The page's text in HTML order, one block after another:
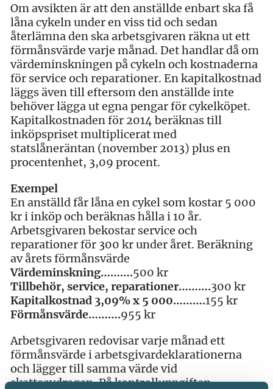
Om avsikten är att den anställde enbart ska få
låna cykeln under en viss tid och sedan
återlämna den ska arbetsgivaren räkna ut ett
förmånsvärde varje månad. Det handlar då om
värdeminskningen på cykeln och kostnaderna
för service och reparationer. En kapitalkostnad
läggs även till eftersom den anställde inte
behöver lägga ut egna pengar för cykelköpet.
Kapitalkostnaden för 2014 beräknas till
inköpspriset multiplicerat med
statslåneräntan (november 2013) plus en
procentenhet, 3,09 procent.
Exempel
En anställd får låna en cykel som kostar 5 000
kr i inköp och beräknas hålla i 10 år.
Arbetsgivaren bekostar service och
reparationer för 300 kr under året. Beräkning
av årets förmånsvärde
Värdeminskning……….500 kr
Tillbehör, service, reparationer……….300 kr
Kapitalkostnad 3,09% x 5 000……….155 kr
Förmånsvärde……….955 kr
Arbetsgivaren redovisar varje månad ett
förmånsvärde i arbetsgivardeklarationerna
och lägger till samma värde vid
skatteavdragen. På kontrolluppgiften